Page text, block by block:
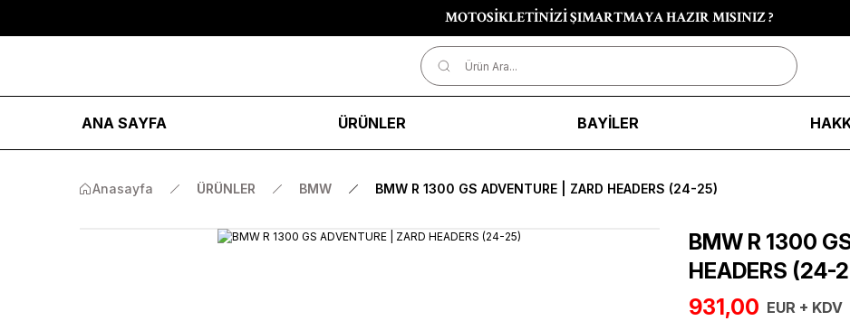
MOTOSİKLETİNİZİ ŞIMARTMAYA HAZIR MISINIZ ?
ANA SAYFA ÜRÜNLER BAYİLER
Anasayfa ÜRÜNLER BMW BMW R 1300 GS ADVENTURE | ZARD HEADERS (24-25)
BMW R 1300
HEADERS (24-
931,00 EUR + KDV